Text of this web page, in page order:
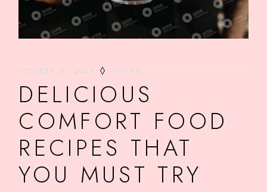
OCTOBER 30, 2023 DINING
DELICIOUS
COMFORT FOOD
RECIPES THAT
YOU MUST TRY